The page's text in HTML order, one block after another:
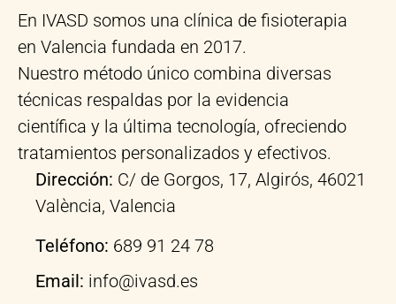
En IVASD somos una clínica de fisioterapia
en Valencia fundada en 2017.
Nuestro método único combina diversas
técnicas respaldas por la evidencia
científica y la última tecnología, ofreciendo
tratamientos personalizados y efectivos.
Dirección: C/ de Gorgos, 17, Algirós, 46021
València, Valencia
Teléfono: 689 91 24 78
Email: info@ivasd.es